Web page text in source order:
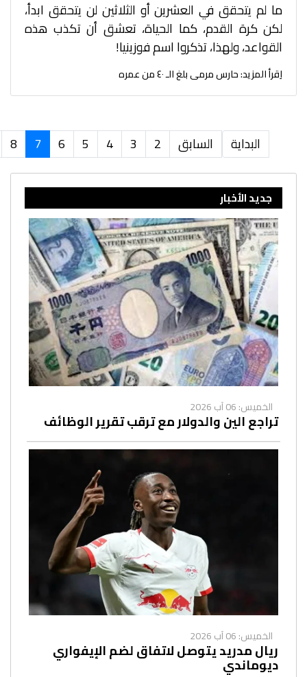
ما لم يتحقق في العشرين أو الثلاثين لن يتحقق ابدأ،
لكن كرة القدم، كما الحياة، تعشق أن تكذب هذه
القواعد، ولهذا، تذكروا اسم فوزينيا!
اِقرأ المزيد: حارس مرمى بلغ الـ ٤٠ من عمره
البداية السابق 2
3
4
5
6
7
8
جديد الأخبار
الخميس: 06 آب 2026
تراجع الين والدولار مع ترقب تقرير الوظائف
الخميس: 06 آب 2026
ريال مدريد يتوصل لاتفاق لضم الإيفواري
ديوماندي